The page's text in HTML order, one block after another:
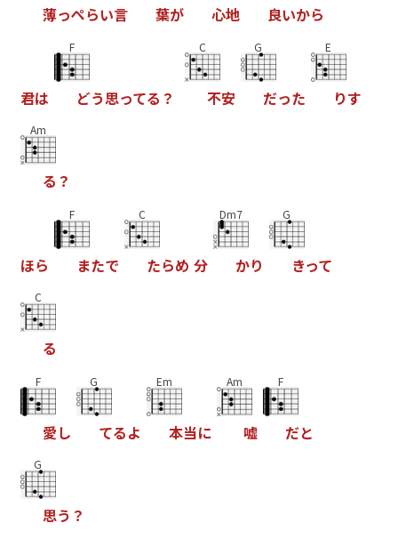
薄っぺらい言 葉が 心地 良いから
君は
F
どう思ってる ？
C
不安
G
だった
E
りす
Am
る ？
ほら
F
またで
C
たらめ 分
Dm7
かり
G
きって
C
る
F
愛し
G
てるよ
Em
本当に
Am
嘘
F
だと
G
思う ？